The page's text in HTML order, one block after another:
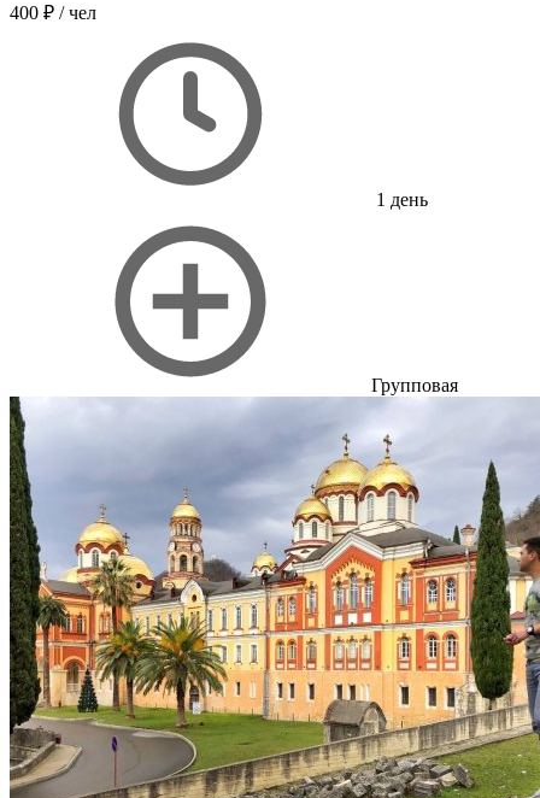
400 ₽ / чел
1 день
Групповая